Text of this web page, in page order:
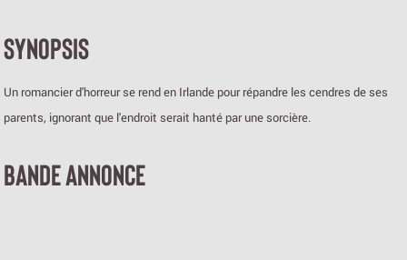
SYNOPSIS
Un romancier d'horreur se rend en Irlande pour répandre les cendres de ses
parents, ignorant que l'endroit serait hanté par une sorcière.
BANDE ANNONCE